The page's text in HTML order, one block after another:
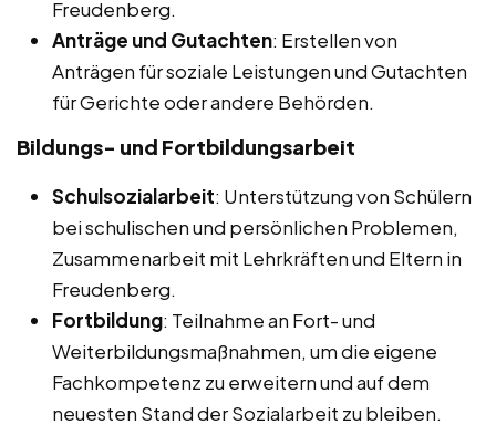
Freudenberg.
Anträge und Gutachten: Erstellen von
Anträgen für soziale Leistungen und Gutachten
für Gerichte oder andere Behörden.
Bildungs- und Fortbildungsarbeit
Schulsozialarbeit: Unterstützung von Schülern
bei schulischen und persönlichen Problemen,
Zusammenarbeit mit Lehrkräften und Eltern in
Freudenberg.
Fortbildung: Teilnahme an Fort- und
Weiterbildungsmaßnahmen, um die eigene
Fachkompetenz zu erweitern und auf dem
neuesten Stand der Sozialarbeit zu bleiben.